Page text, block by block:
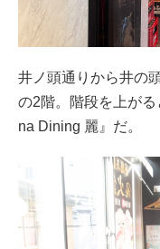
井ノ頭通りから井の
の2階。階段を上が
na Dining 麗』だ。